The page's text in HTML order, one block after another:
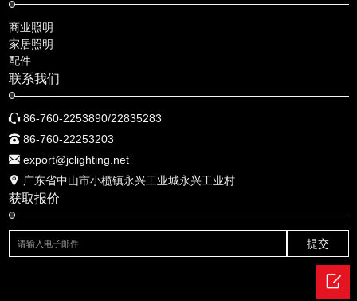
商业照明
家居照明
配件
联系我们
86-760-2253890/22835283
86-760-22253203
export@jclighting.net
广东省中山市小榄镇永兴工业城永兴工业村
获取报价
提交